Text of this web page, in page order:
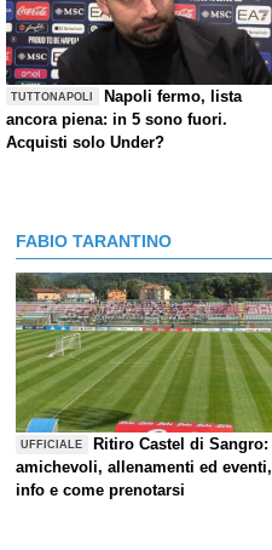
TUTTONAPOLI
Napoli fermo, lista
ancora piena: in 5 sono fuori.
Acquisti solo Under?
FABIO TARANTINO
UFFICIALE
Ritiro Castel di Sangro:
amichevoli, allenamenti ed eventi,
info e come prenotarsi